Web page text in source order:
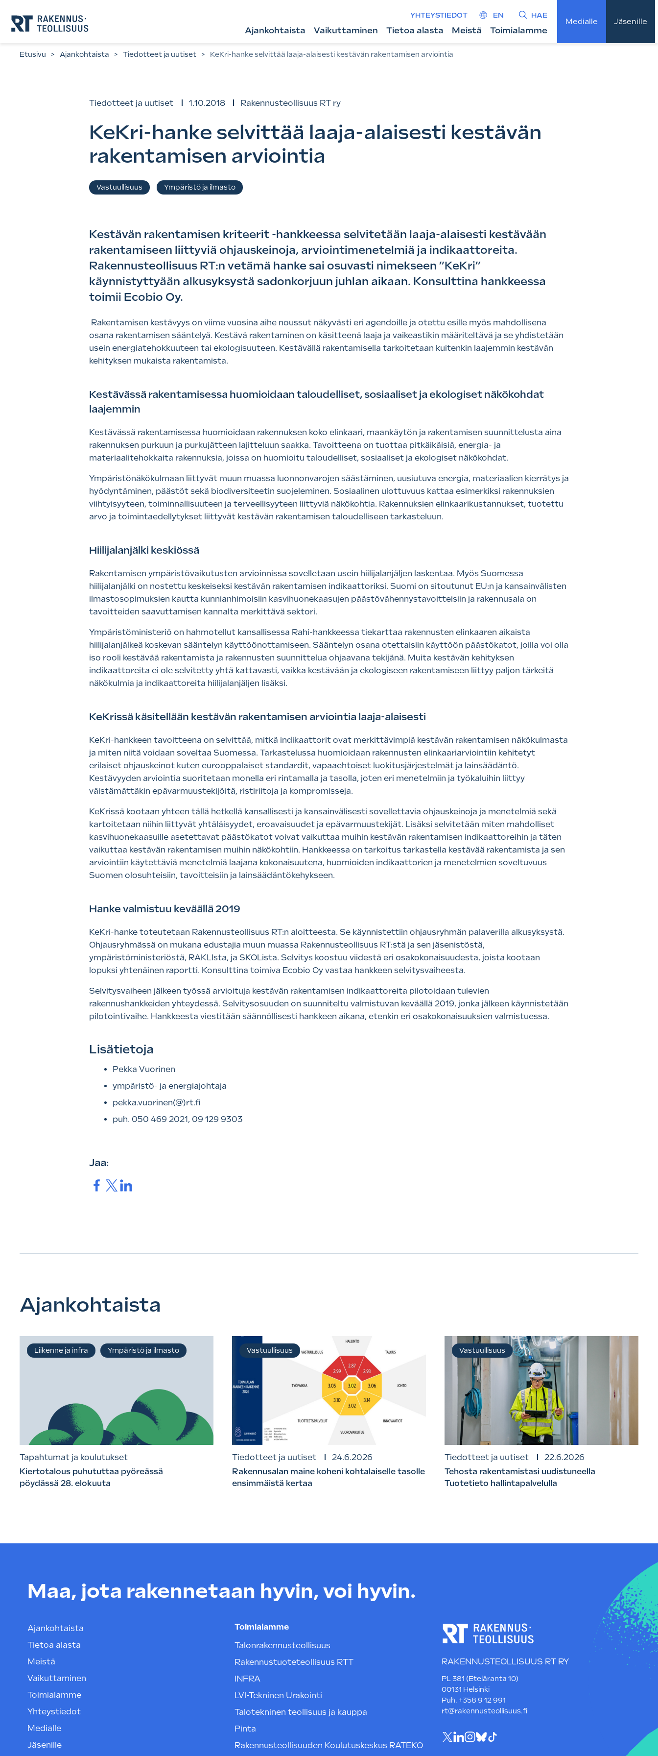
suoraan
sisältöön.
YHTEYSTIEDOT EN HAE
Ajankohtaista Vaikuttaminen Tietoa alasta Meistä Toimialamme
Medialle Jäsenille
Etusivu > Ajankohtaista > Tiedotteet ja uutiset > KeKri-hanke selvittää laaja-alaisesti kestävän rakentamisen arviointia
Tiedotteet ja uutiset 1.10.2018 Rakennusteollisuus RT ry
KeKri-hanke selvittää laaja-alaisesti kestävän
rakentamisen arviointia
Asiasanat
Vastuullisuus Ympäristö ja ilmasto
Kestävän rakentamisen kriteerit -hankkeessa selvitetään laaja-alaisesti kestävään
rakentamiseen liittyviä ohjauskeinoja, arviointimenetelmiä ja indikaattoreita.
Rakennusteollisuus RT:n vetämä hanke sai osuvasti nimekseen ”KeKri”
käynnistyttyään alkusyksystä sadonkorjuun juhlan aikaan. Konsulttina hankkeessa
toimii Ecobio Oy.
Rakentamisen kestävyys on viime vuosina aihe noussut näkyvästi eri agendoille ja otettu esille myös mahdollisena
osana rakentamisen sääntelyä. Kestävä rakentaminen on käsitteenä laaja ja vaikeastikin määriteltävä ja se yhdistetään
usein energiatehokkuuteen tai ekologisuuteen. Kestävällä rakentamisella tarkoitetaan kuitenkin laajemmin kestävän
kehityksen mukaista rakentamista.
Kestävässä rakentamisessa huomioidaan taloudelliset, sosiaaliset ja ekologiset näkökohdat
laajemmin
Kestävässä rakentamisessa huomioidaan rakennuksen koko elinkaari, maankäytön ja rakentamisen suunnittelusta aina
rakennuksen purkuun ja purkujätteen lajitteluun saakka. Tavoitteena on tuottaa pitkäikäisiä, energia- ja
materiaalitehokkaita rakennuksia, joissa on huomioitu taloudelliset, sosiaaliset ja ekologiset näkökohdat.
Ympäristönäkökulmaan liittyvät muun muassa luonnonvarojen säästäminen, uusiutuva energia, materiaalien kierrätys ja
hyödyntäminen, päästöt sekä biodiversiteetin suojeleminen. Sosiaalinen ulottuvuus kattaa esimerkiksi rakennuksien
viihtyisyyteen, toiminnallisuuteen ja terveellisyyteen liittyviä näkökohtia. Rakennuksien elinkaarikustannukset, tuotettu
arvo ja toimintaedellytykset liittyvät kestävän rakentamisen taloudelliseen tarkasteluun.
Hiilijalanjälki keskiössä
Rakentamisen ympäristövaikutusten arvioinnissa sovelletaan usein hiilijalanjäljen laskentaa. Myös Suomessa
hiilijalanjälki on nostettu keskeiseksi kestävän rakentamisen indikaattoriksi. Suomi on sitoutunut EU:n ja kansainvälisten
ilmastosopimuksien kautta kunnianhimoisiin kasvihuonekaasujen päästövähennystavoitteisiin ja rakennusala on
tavoitteiden saavuttamisen kannalta merkittävä sektori.
Ympäristöministeriö on hahmotellut kansallisessa Rahi-hankkeessa tiekarttaa rakennusten elinkaaren aikaista
hiilijalanjälkeä koskevan sääntelyn käyttöönottamiseen. Sääntelyn osana otettaisiin käyttöön päästökatot, joilla voi olla
iso rooli kestävää rakentamista ja rakennusten suunnittelua ohjaavana tekijänä. Muita kestävän kehityksen
indikaattoreita ei ole selvitetty yhtä kattavasti, vaikka kestävään ja ekologiseen rakentamiseen liittyy paljon tärkeitä
näkökulmia ja indikaattoreita hiilijalanjäljen lisäksi.
KeKrissä käsitellään kestävän rakentamisen arviointia laaja-alaisesti
KeKri-hankkeen tavoitteena on selvittää, mitkä indikaattorit ovat merkittävimpiä kestävän rakentamisen näkökulmasta
ja miten niitä voidaan soveltaa Suomessa. Tarkastelussa huomioidaan rakennusten elinkaariarviointiin kehitetyt
erilaiset ohjauskeinot kuten eurooppalaiset standardit, vapaaehtoiset luokitusjärjestelmät ja lainsäädäntö.
Kestävyyden arviointia suoritetaan monella eri rintamalla ja tasolla, joten eri menetelmiin ja työkaluihin liittyy
väistämättäkin epävarmuustekijöitä, ristiriitoja ja kompromisseja.
KeKrissä kootaan yhteen tällä hetkellä kansallisesti ja kansainvälisesti sovellettavia ohjauskeinoja ja menetelmiä sekä
kartoitetaan niihin liittyvät yhtäläisyydet, eroavaisuudet ja epävarmuustekijät. Lisäksi selvitetään miten mahdolliset
kasvihuonekaasuille asetettavat päästökatot voivat vaikuttaa muihin kestävän rakentamisen indikaattoreihin ja täten
vaikuttaa kestävän rakentamisen muihin näkökohtiin. Hankkeessa on tarkoitus tarkastella kestävää rakentamista ja sen
arviointiin käytettäviä menetelmiä laajana kokonaisuutena, huomioiden indikaattorien ja menetelmien soveltuvuus
Suomen olosuhteisiin, tavoitteisiin ja lainsäädäntökehykseen.
Hanke valmistuu keväällä 2019
KeKri-hanke toteutetaan Rakennusteollisuus RT:n aloitteesta. Se käynnistettiin ohjausryhmän palaverilla alkusyksystä.
Ohjausryhmässä on mukana edustajia muun muassa Rakennusteollisuus RT:stä ja sen jäsenistöstä,
ympäristöministeriöstä, RAKLIsta, ja SKOLista. Selvitys koostuu viidestä eri osakokonaisuudesta, joista kootaan
lopuksi yhtenäinen raportti. Konsulttina toimiva Ecobio Oy vastaa hankkeen selvitysvaiheesta.
Selvitysvaiheen jälkeen työssä arvioituja kestävän rakentamisen indikaattoreita pilotoidaan tulevien
rakennushankkeiden yhteydessä. Selvitysosuuden on suunniteltu valmistuvan keväällä 2019, jonka jälkeen käynnistetään
pilotointivaihe. Hankkeesta viestitään säännöllisesti hankkeen aikana, etenkin eri osakokonaisuuksien valmistuessa.
Lisätietoja
Pekka Vuorinen
ympäristö- ja energiajohtaja
pekka.vuorinen(@)rt.fi
puh. 050 469 2021, 09 129 9303
Jaa:
Jaa. Jaa.Jaa.
Ajankohtaista
Tapahtumat ja koulutukset
Kiertotalous puhututtaa pyöreässä
pöydässä 28. elokuuta
Liikenne ja infra Ympäristö ja ilmasto
Tiedotteet ja uutiset
24.6.2026
Rakennusalan maine koheni kohtalaiselle tasolle
ensimmäistä kertaa
Vastuullisuus
Tiedotteet ja uutiset
22.6.2026
Tehosta rakentamistasi uudistuneella
Tuotetieto hallintapalvelulla
Vastuullisuus
Maa, jota rakennetaan hyvin, voi hyvin.
Ajankohtaista
Tietoa alasta
Meistä
Vaikuttaminen
Toimialamme
Yhteystiedot
Medialle
Jäsenille
Toimialamme
Talonrakennusteollisuus
Rakennustuoteteollisuus RTT
INFRA
LVI-Tekninen Urakointi
Talotekninen teollisuus ja kauppa
Pinta
Rakennusteollisuuden Koulutuskeskus RATEKO
RAKENNUSTEOLLISUUS RT RY
PL 381 (Eteläranta 10)
00131 Helsinki
Puh. +358 9 12 991
rt@rakennusteollisuus.fi